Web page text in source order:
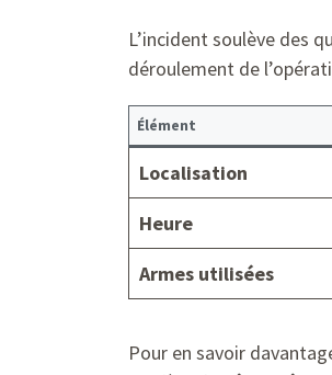
L’incident soulève des
déroulement de
Élément
Localisation
Heure
Armes utilisées
Pour en savoir